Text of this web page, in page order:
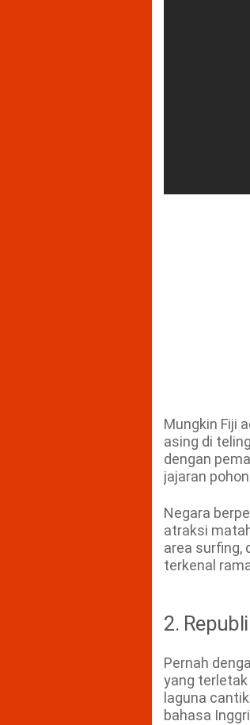
Mungkin Fiji
asing di
dengan
jajaran
Negara
atraksi
area surfing,
terkenal
2.
Pernah
yang terletak
laguna
bahasa